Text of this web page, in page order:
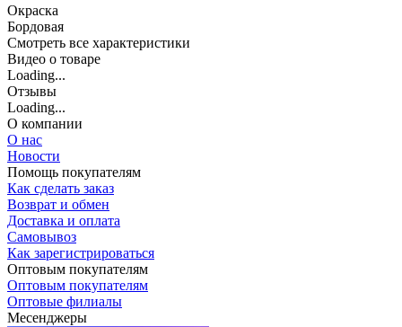
Окраска
Бордовая
Cмотреть все характеристики
Видео о товаре
Loading...
Отзывы
Loading...
О компании
О нас
Новости
Помощь покупателям
Как сделать заказ
Возврат и обмен
Доставка и оплата
Самовывоз
Как зарегистрироваться
Оптовым покупателям
Оптовым покупателям
Оптовые филиалы
Месенджеры